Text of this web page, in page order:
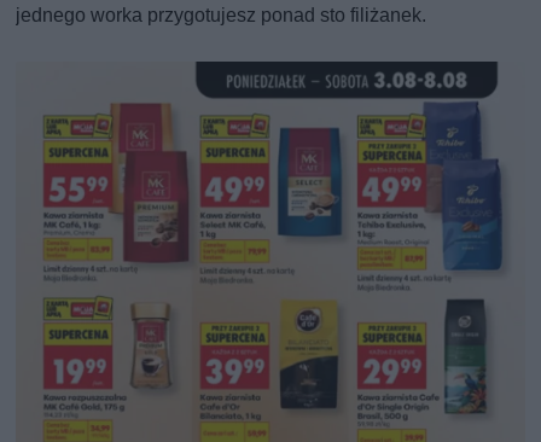
jednego worka przygotujesz ponad sto filiżanek.